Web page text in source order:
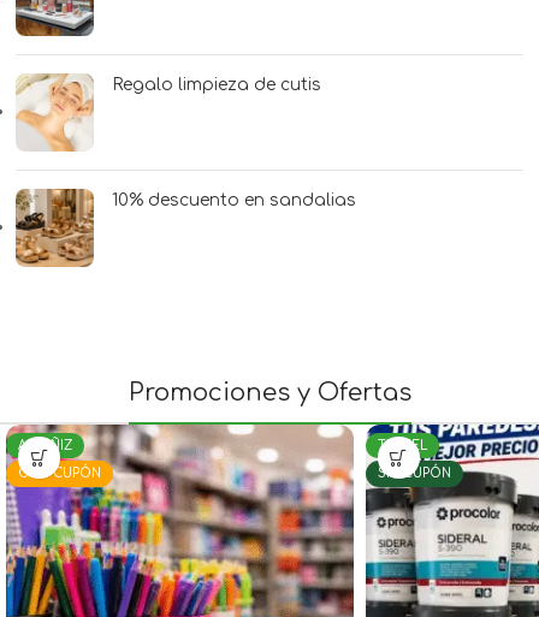
Regalo limpieza de cutis
10% descuento en sandalias
Promociones y Ofertas
ALCAÑIZ
CON CUPÓN
TERUEL
SIN CUPÓN